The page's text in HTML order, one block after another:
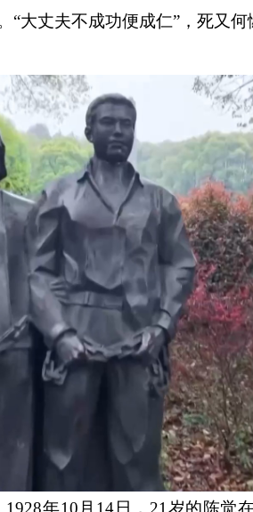
大丈夫不成功便成仁”，死又何
年10月14日，21岁的陈觉